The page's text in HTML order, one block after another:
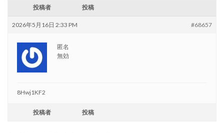
投稿者 投稿
2026年5月16日 2:33 PM #68657
匿名
無効
8Hwj1KF2
投稿者 投稿